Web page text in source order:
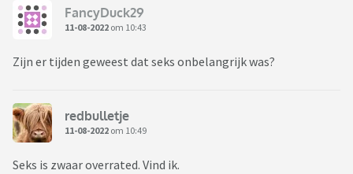
FancyDuck29
11-08-2022 om 10:43
Zijn er tijden geweest dat seks onbelangrijk was?
redbulletje
11-08-2022 om 10:49
Seks is zwaar overrated. Vind ik.